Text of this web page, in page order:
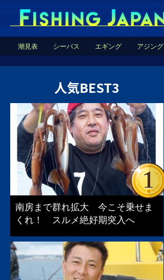
潮見表 シーバス エギング アジング
人気BEST3
南房まで群れ拡大 今こそ乗せま
くれ！ スルメ絶好期突入へ